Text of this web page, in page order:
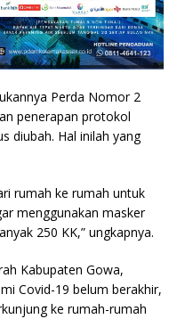
Perda Nomor 2
penerapan protokol
diubah. Hal inilah yang
rumah ke rumah untuk
menggunakan masker
250 KK,” ungkapnya.
Kabupaten Gowa,
Covid-19 belum berakhir,
ke rumah-rumah